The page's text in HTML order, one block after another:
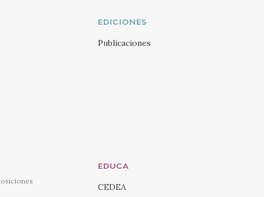
EDICIONES
Publicaciones
EDUCA
CEDEA